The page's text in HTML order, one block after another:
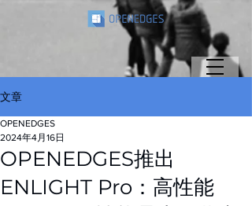
文章
OPENEDGES推出
ENLIGHT Pro：高性能
OPENEDGES
2024年4月16日